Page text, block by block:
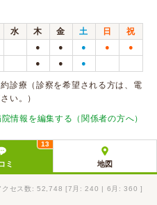
水 木 金 土 日
祝
● ● ● ● ●
● ● ●
療（診察を希望される方は、電
い。）
情報を編集する（関係者の方へ）
ミ
13
地図
クセス数: 52,748 [7月: 240 | 6月: 360 ]